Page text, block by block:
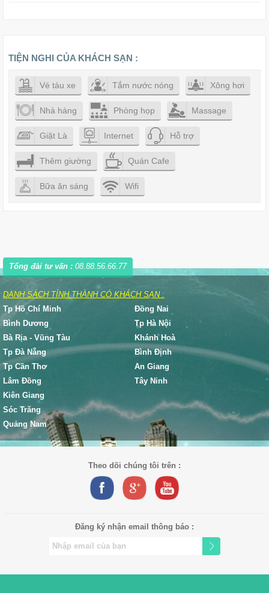
TIỆN NGHI CỦA KHÁCH SẠN :
Vé tàu xe Tắm nước nóng Xông hơi
Nhà hàng Phòng họp Massage
Giặt Là Internet Hỗ trợ
Thêm giường Quán Cafe
Bữa ăn sáng Wifi
Tổng đài tư vấn : 08.88.56.66.77
DANH SÁCH TỈNH THÀNH CÓ KHÁCH SẠN :
Tp Hồ Chí Minh
Bình Dương
Bà Rịa - Vũng Tàu
Đồng Nai
Tp Hà Nội
Khánh Hoà
Tp Đà Nẵng
Tp Cần Thơ
Lâm Đồng
Bình Định
An Giang
Tây Ninh
Kiên Giang
Sóc Trăng
Quảng Nam
Theo dõi chúng tôi trên :
Đăng ký nhận email thông báo :